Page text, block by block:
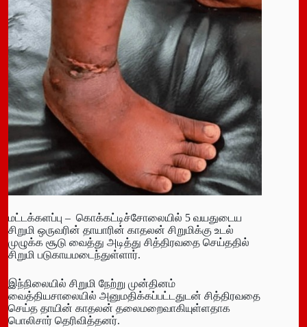
மட்டக்களப்பு – கொக்கட்டிச்சோலையில் 5 வயதுடைய
சிறுமி ஒருவரின் தாயாரின் காதலன் சிறுமிக்கு உடல்
முழுக்க சூடு வைத்து அடித்து சித்திரவதை செய்ததில்
சிறுமி படுகாயமடைந்துள்ளார்.
இந்நிலையில் சிறுமி நேற்று முன்தினம்
வைத்தியசாலையில் அனுமதிக்கப்பட்டதுடன் சித்திரவதை
செய்த தாயின் காதலன் தலைமறைவாகியுள்ளதாக
பொலிசார் தெரிவித்தனர்.